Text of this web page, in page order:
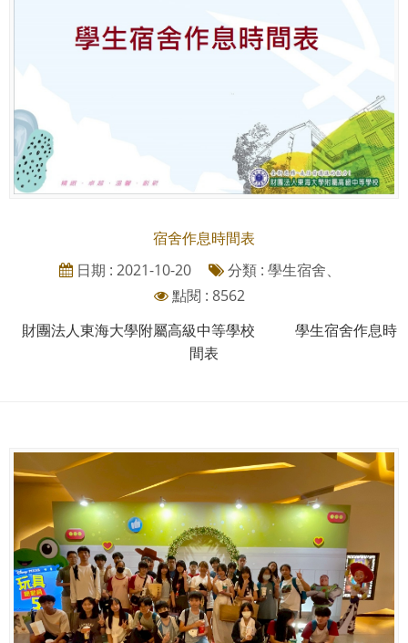
宿舍作息時間表
日期 : 2021-10-20
分類 : 學生宿舍、
點閱 : 8562
財團法人東海大學附屬高級中等學校 學生宿舍作息時
間表